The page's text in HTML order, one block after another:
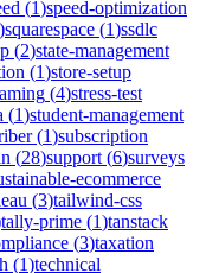
(1)speed-optimization
)squarespace (1)ssdlc
(2)state-management
(1)store-setup
(4)stress-test
(1)student-management
(1)subscription
(28)support (6)surveys
ecommerce
(3)tailwind-css
tally-prime (1)tanstack
(3)taxation
(1)technical